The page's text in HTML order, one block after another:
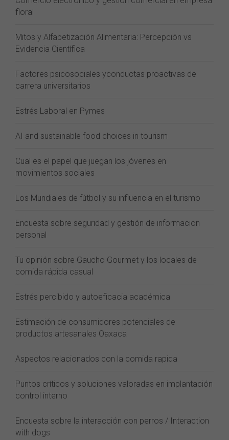
floral
Mitos y Alfabetización Alimentaria: Percepción vs
Evidencia Científica
Factores psicosociales yconductas proactivas de
carrera universitarios
Estrés Laboral en Pymes
AI and sustainable food choices in tourism
Cual es el papel que juegan los jóvenes en
movimientos sociales
Los Mundiales de fútbol y su influencia en el turismo
Encuesta sobre seguridad y gestión de informacion
personal
Tu opinión sobre Gaucho Gourmet y los locales de
comida rápida casual
Estrés percibido y autoeficacia académica
Estimación de consumidores potenciales de
productos artesanales Oaxaca
Aspectos relacionados con la comida rapida
Puntos críticos y soluciones valoradas en implantación
control interno
Encuesta sobre la interacción con perros / Interaction
with dogs